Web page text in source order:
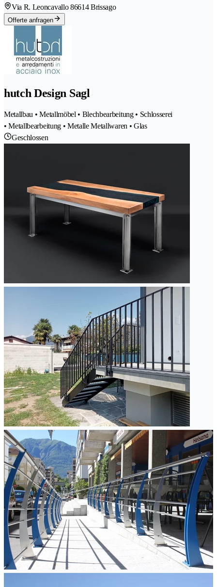
Via R. Leoncavallo 86614 Brissago
Offerte anfragen
hutch Design Sagl
Metallbau • Metallmöbel • Blechbearbeitung • Schlosserei
• Metallbearbeitung • Metalle Metallwaren • Glas
Geschlossen